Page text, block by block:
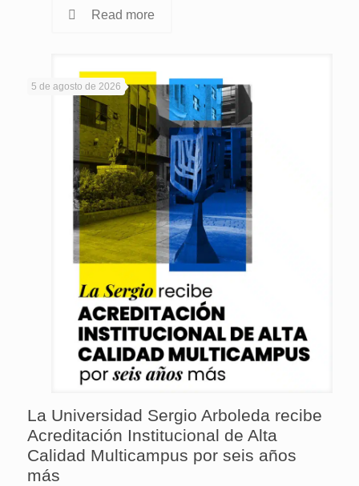
Read more
5 de agosto de 2026
La Universidad Sergio Arboleda recibe
Acreditación Institucional de Alta
Calidad Multicampus por seis años
más